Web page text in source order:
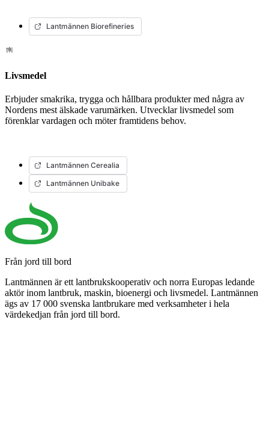
Lantmännen Biorefineries
Livsmedel
Erbjuder smakrika, trygga och hållbara produkter med några av
Nordens mest älskade varumärken. Utvecklar livsmedel som
förenklar vardagen och möter framtidens behov.
Lantmännen Cerealia
Lantmännen Unibake
Från jord till bord
Lantmännen är ett lantbrukskooperativ och norra Europas ledande
aktör inom lantbruk, maskin, bioenergi och livsmedel. Lantmännen
ägs av 17 000 svenska lantbrukare med verksamheter i hela
värdekedjan från jord till bord.